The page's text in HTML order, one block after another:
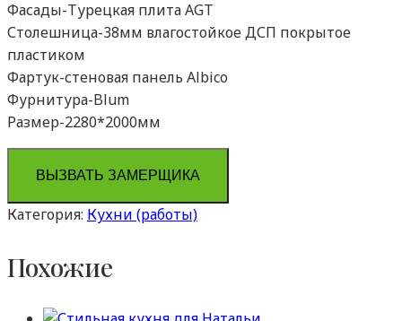
Фасады-Турецкая плита AGT
Столешница-38мм влагостойкое ДСП покрытое
пластиком
Фартук-стеновая панель Albico
Фурнитура-Blum
Размер-2280*2000мм
ВЫЗВАТЬ ЗАМЕРЩИКА
Категория: Кухни (работы)
Похожие